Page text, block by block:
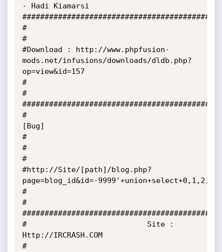
- Hadi Kiamarsi
#
#
#Download : http://www.phpfusion-
mods.net/infusions/downloads/dldb.php?
op=view&id=157
#
#
#
[Bug]
#
#
#
#http://Site/[path]/blog.php?
page=blog_id&id=-
#
#
#                           Site :
Http://IRCRASH.COM
#